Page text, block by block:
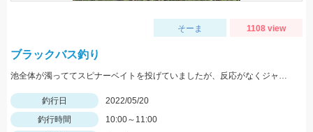
そーま 1108 view
ブラックバス釣り
池全体が濁っててスピナーベイトを投げていましたが、反応がなくジャッカルRVバグ1.5を投げると一投目でヒット！
釣行日
2022/05/20
釣行時間
10:00～11:00